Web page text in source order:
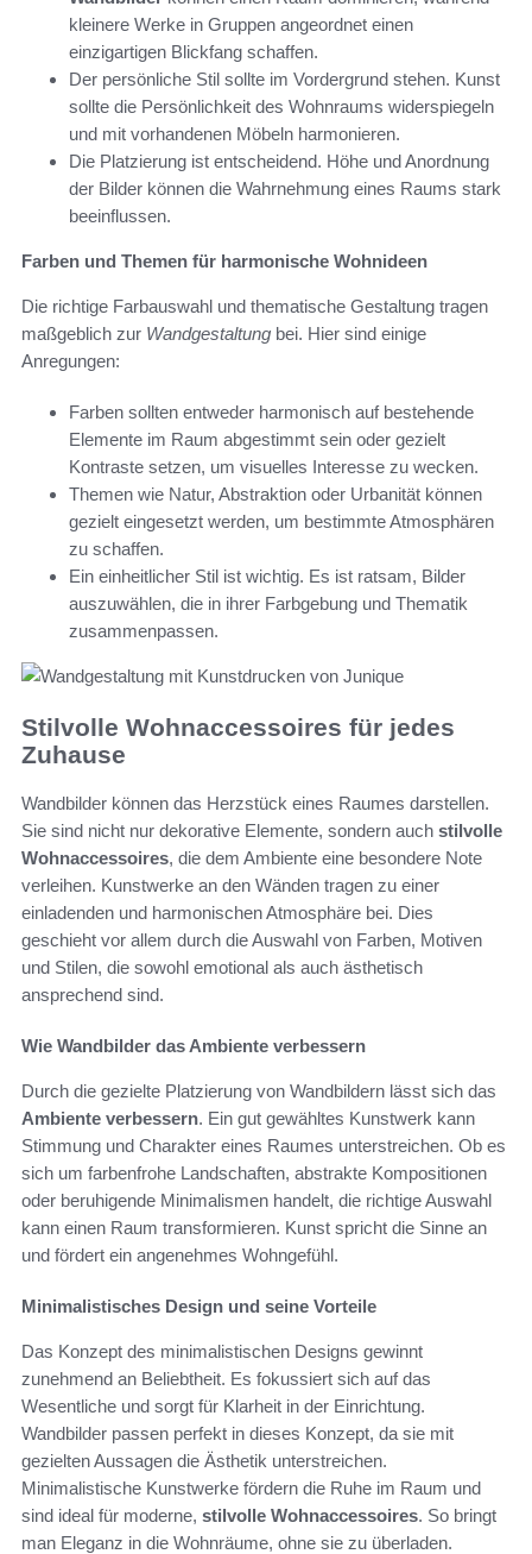
kleinere Werke in Gruppen angeordnet einen
einzigartigen Blickfang schaffen.
Der persönliche Stil sollte im Vordergrund stehen. Kunst
sollte die Persönlichkeit des Wohnraums widerspiegeln
und mit vorhandenen Möbeln harmonieren.
Die Platzierung ist entscheidend. Höhe und Anordnung
der Bilder können die Wahrnehmung eines Raums stark
beeinflussen.
Farben und Themen für harmonische Wohnideen
Die richtige Farbauswahl und thematische Gestaltung tragen
maßgeblich zur Wandgestaltung bei. Hier sind einige
Anregungen:
Farben sollten entweder harmonisch auf bestehende
Elemente im Raum abgestimmt sein oder gezielt
Kontraste setzen, um visuelles Interesse zu wecken.
Themen wie Natur, Abstraktion oder Urbanität können
gezielt eingesetzt werden, um bestimmte Atmosphären
zu schaffen.
Ein einheitlicher Stil ist wichtig. Es ist ratsam, Bilder
auszuwählen, die in ihrer Farbgebung und Thematik
zusammenpassen.
Stilvolle Wohnaccessoires für jedes
Zuhause
Wandbilder können das Herzstück eines Raumes darstellen.
Sie sind nicht nur dekorative Elemente, sondern auch stilvolle
Wohnaccessoires, die dem Ambiente eine besondere Note
verleihen. Kunstwerke an den Wänden tragen zu einer
einladenden und harmonischen Atmosphäre bei. Dies
geschieht vor allem durch die Auswahl von Farben, Motiven
und Stilen, die sowohl emotional als auch ästhetisch
ansprechend sind.
Wie Wandbilder das Ambiente verbessern
Durch die gezielte Platzierung von Wandbildern lässt sich das
Ambiente verbessern. Ein gut gewähltes Kunstwerk kann
Stimmung und Charakter eines Raumes unterstreichen. Ob es
sich um farbenfrohe Landschaften, abstrakte Kompositionen
oder beruhigende Minimalismen handelt, die richtige Auswahl
kann einen Raum transformieren. Kunst spricht die Sinne an
und fördert ein angenehmes Wohngefühl.
Minimalistisches Design und seine Vorteile
Das Konzept des minimalistischen Designs gewinnt
zunehmend an Beliebtheit. Es fokussiert sich auf das
Wesentliche und sorgt für Klarheit in der Einrichtung.
Wandbilder passen perfekt in dieses Konzept, da sie mit
gezielten Aussagen die Ästhetik unterstreichen.
Minimalistische Kunstwerke fördern die Ruhe im Raum und
sind ideal für moderne, stilvolle Wohnaccessoires. So bringt
man Eleganz in die Wohnräume, ohne sie zu überladen.